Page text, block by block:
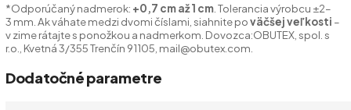
*Odporúčaný nadmerok: +0,7 cm až 1 cm . Tolerancia výrobcu ±2–
3 mm. Ak váhate medzi dvomi číslami, siahnite poväčšej veľkosti –
v zime rátajte s ponožkou a nadmerkom. Dovozca:OBUTEX, spol. s
r.o., Kvetná 3/355 Trenčín 91105, mail@obutex.com.
Dodatočné parametre